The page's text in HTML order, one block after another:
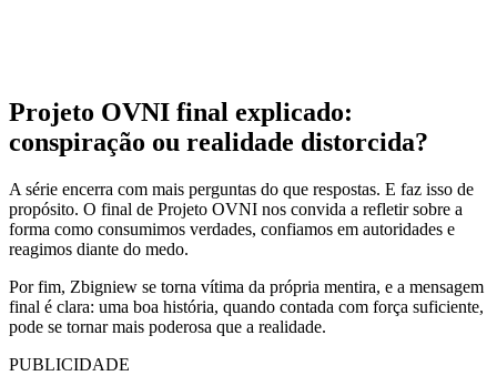
Projeto OVNI final explicado:
conspiração ou realidade distorcida?
A série encerra com mais perguntas do que respostas. E faz isso de
propósito. O final de Projeto OVNI nos convida a refletir sobre a
forma como consumimos verdades, confiamos em autoridades e
reagimos diante do medo.
Por fim, Zbigniew se torna vítima da própria mentira, e a mensagem
final é clara: uma boa história, quando contada com força suficiente,
pode se tornar mais poderosa que a realidade.
PUBLICIDADE